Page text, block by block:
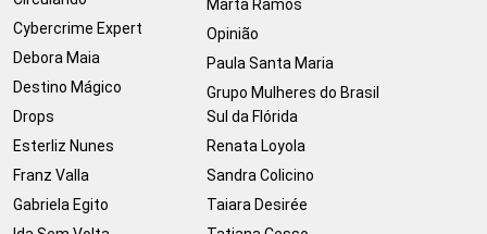
Cybercrime Expert
Debora Maia
Destino Mágico
Drops
Esterliz Nunes
Franz Valla
Gabriela Egito
Marta Ramos
Opinião
Paula Santa Maria
Grupo Mulheres do Brasil
Sul da Flórida
Renata Loyola
Sandra Colicino
Taiara Desirée